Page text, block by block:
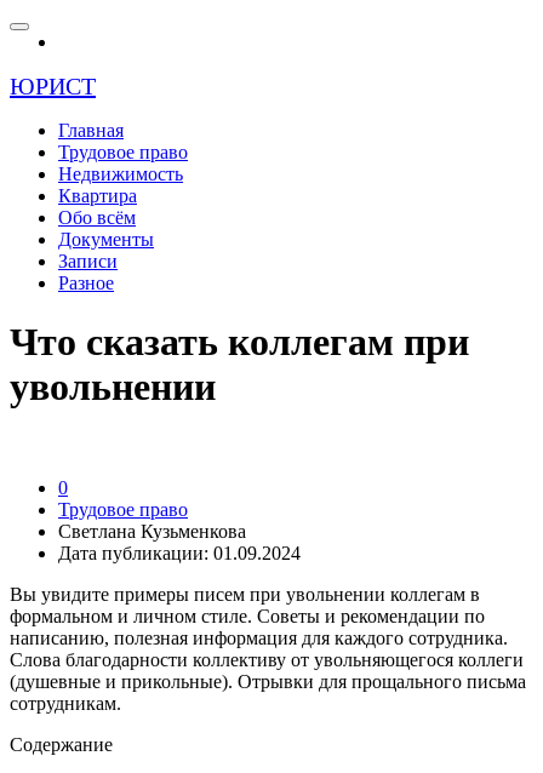
ЮРИСТ
Главная
Трудовое право
Недвижимость
Квартира
Обо всём
Документы
Записи
Разное
Что сказать коллегам при
увольнении
0
Трудовое право
Светлана Кузьменкова
Дата публикации: 01.09.2024
Вы увидите примеры писем при увольнении коллегам в
формальном и личном стиле. Советы и рекомендации по
написанию, полезная информация для каждого сотрудника.
Слова благодарности коллективу от увольняющегося коллеги
(душевные и прикольные). Отрывки для прощального письма
сотрудникам.
Содержание